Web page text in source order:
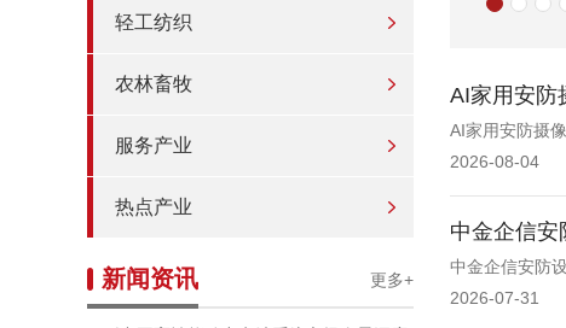
轻工纺织
农林畜牧
服务产业
热点产业
新闻资讯 更多+
AI家用安防
AI家用安防摄
2026-08-04
中金企信
中金企信安防
2026-07-31